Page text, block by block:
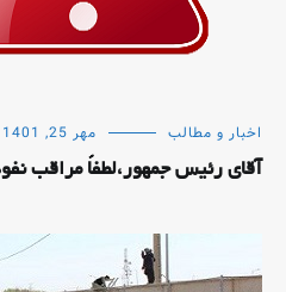
اخبار و مطالب مهر 25, 1401
آقای رئیس جمهور،لطفاً مراقب